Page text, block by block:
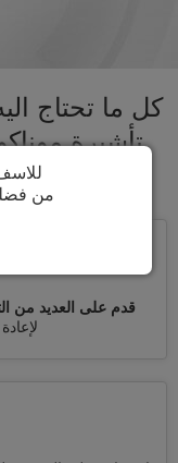
كل ما تحتاج
تأشيرة
عملية
قدم على العديد من
من